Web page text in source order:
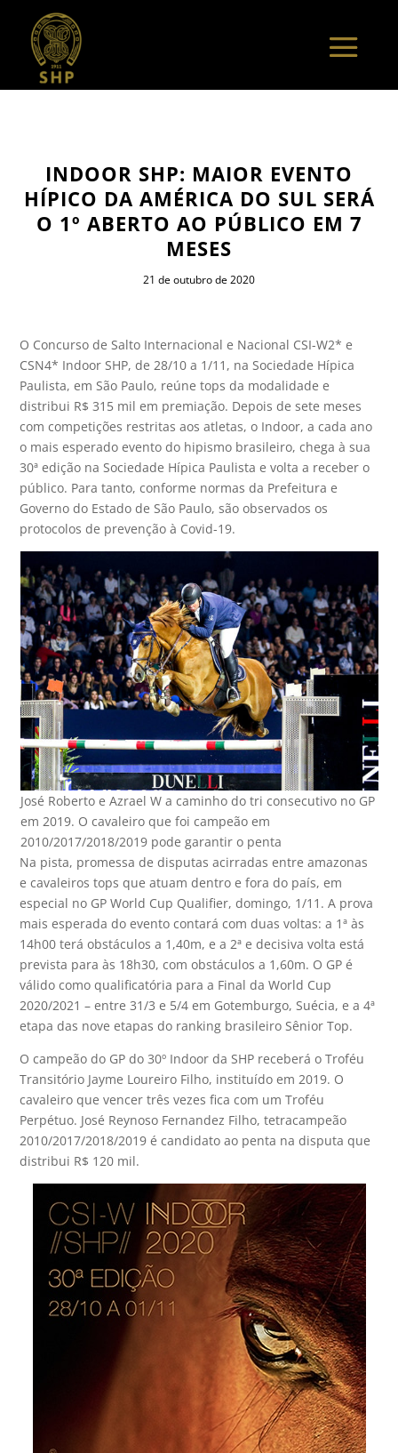
INDOOR SHP: MAIOR EVENTO
HÍPICO DA AMÉRICA DO SUL SERÁ
O 1º ABERTO AO PÚBLICO EM 7
MESES
21 de outubro de 2020
O Concurso de Salto Internacional e Nacional CSI-W2* e
CSN4* Indoor SHP, de 28/10 a 1/11, na Sociedade Hípica
Paulista, em São Paulo, reúne tops da modalidade e
distribui R$ 315 mil em premiação. Depois de sete meses
com competições restritas aos atletas, o Indoor, a cada ano
o mais esperado evento do hipismo brasileiro, chega à sua
30ª edição na Sociedade Hípica Paulista e volta a receber o
público. Para tanto, conforme normas da Prefeitura e
Governo do Estado de São Paulo, são observados os
protocolos de prevenção à Covid-19.
José Roberto e Azrael W a caminho do tri consecutivo no GP
em 2019. O cavaleiro que foi campeão em
2010/2017/2018/2019 pode garantir o penta
Na pista, promessa de disputas acirradas entre amazonas
e cavaleiros tops que atuam dentro e fora do país, em
especial no GP World Cup Qualifier, domingo, 1/11. A prova
mais esperada do evento contará com duas voltas: a 1ª às
14h00 terá obstáculos a 1,40m, e a 2ª e decisiva volta está
prevista para às 18h30, com obstáculos a 1,60m. O GP é
válido como qualificatória para a Final da World Cup
2020/2021 – entre 31/3 e 5/4 em Gotemburgo, Suécia, e a 4ª
etapa das nove etapas do ranking brasileiro Sênior Top.
O campeão do GP do 30º Indoor da SHP receberá o Troféu
Transitório Jayme Loureiro Filho, instituído em 2019. O
cavaleiro que vencer três vezes fica com um Troféu
Perpétuo. José Reynoso Fernandez Filho, tetracampeão
2010/2017/2018/2019 é candidato ao penta na disputa que
distribui R$ 120 mil.